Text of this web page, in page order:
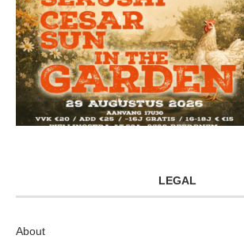
LEGAL
About